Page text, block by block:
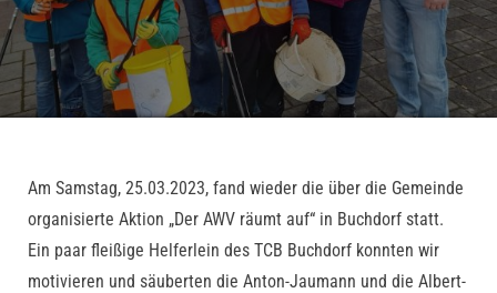
Am Samstag, 25.03.2023, fand wieder die über die Gemeinde
organisierte Aktion „Der AWV räumt auf“ in Buchdorf statt.
Ein paar fleißige Helferlein des TCB Buchdorf konnten wir
motivieren und säuberten die Anton-Jaumann und die Albert-